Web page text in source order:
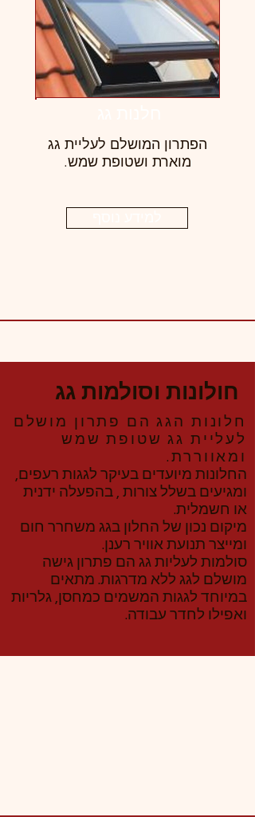
הפתרון המושלם לעליית גג
מוארת ושטופת שמש.
חולונות וסולמות גג
חלונות הגג הם פתרון מושלם
לעליית גג שטופת שמש
ומאווררת.
החלונות מיועדים בעיקר לגגות רעפים,
ומגיעים בשלל צורות , בהפעלה ידנית
או חשמלית.
מיקום נכון של החלון בגג משחרר חום
ומייצר תנועת אוויר רענן.
סולמות לעליות גג הם פתרון גישה
מושלם לגג ללא מדרגות. מתאים
במיוחד לגגות המשמים כמחסן, גלריות
ואפילו לחדר עבודה.